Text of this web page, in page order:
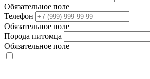
Обязательное поле
Телефон
Обязательное поле
Порода питомца
Обязательное поле